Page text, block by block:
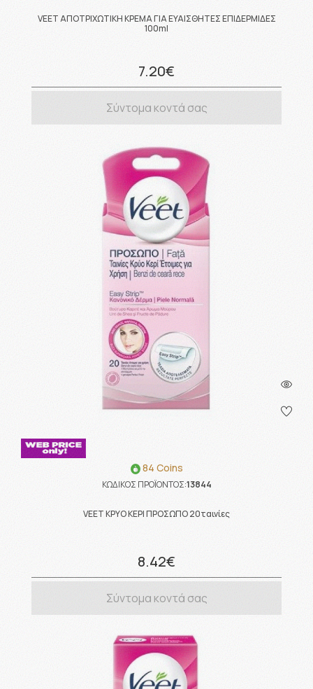
VEET ΑΠΟΤΡΙΧΩΤΙΚΗ ΚΡΕΜΑ ΓΙΑ ΕΥΑΙΣΘΗΤΕΣ ΕΠΙΔΕΡΜΙΔΕΣ
100ml
7.20€
Σύντομα κοντά σας
84 Coins
ΚΩΔΙΚΟΣ ΠΡΟΪΟΝΤΟΣ:13844
VEET ΚΡΥΟ ΚΕΡΙ ΠΡΟΣΩΠΟ 20ταινίες
8.42€
Σύντομα κοντά σας